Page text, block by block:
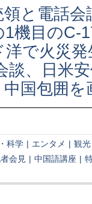
と電話会
機目のC-
で火災発
談、日米
国包囲を
科学 | エンタメ | 観光
会見 | 中国語講座 |